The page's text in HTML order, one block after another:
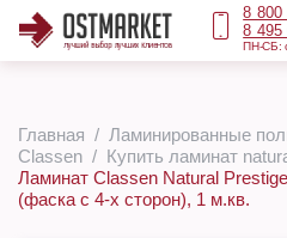
8 800
8 495
ПН-СБ:
Главная Ламинированные
Classen
Купить ламинат
Ламинат Classen Natural
(фаска с 4-х сторон), 1 м.кв.